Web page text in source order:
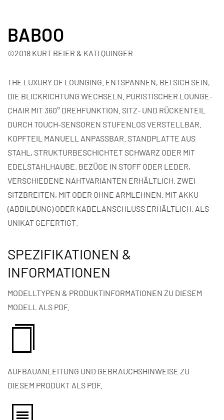
BABOO
©2018 KURT BEIER & KATI QUINGER
THE LUXURY OF LOUNGING. ENTSPANNEN, BEI SICH SEIN,
DIE BLICKRICHTUNG WECHSELN. PURISTISCHER LOUNGE-
CHAIR MIT 360° DREHFUNKTION. SITZ- UND RÜCKENTEIL
DURCH TOUCH-SENSOREN STUFENLOS VERSTELLBAR.
KOPFTEIL MANUELL ANPASSBAR. STANDPLATTE AUS
STAHL, STRUKTURBESCHICHTET SCHWARZ ODER MIT
EDELSTAHLHAUBE. BEZÜGE IN STOFF ODER LEDER,
VERSCHIEDENE NAHTVARIANTEN ERHÄLTLICH. ZWEI
SITZBREITEN, MIT ODER OHNE ARMLEHNEN. MIT AKKU
(ABBILDUNG) ODER KABELANSCHLUSS ERHÄLTLICH. ALS
UNIKAT GEFERTIGT.
SPEZIFIKATIONEN &
INFORMATIONEN
MODELLTYPEN & PRODUKTINFORMATIONEN ZU DIESEM
MODELL ALS PDF.
AUFBAUANLEITUNG UND GEBRAUCHSHINWEISE ZU
DIESEM PRODUKT ALS PDF.